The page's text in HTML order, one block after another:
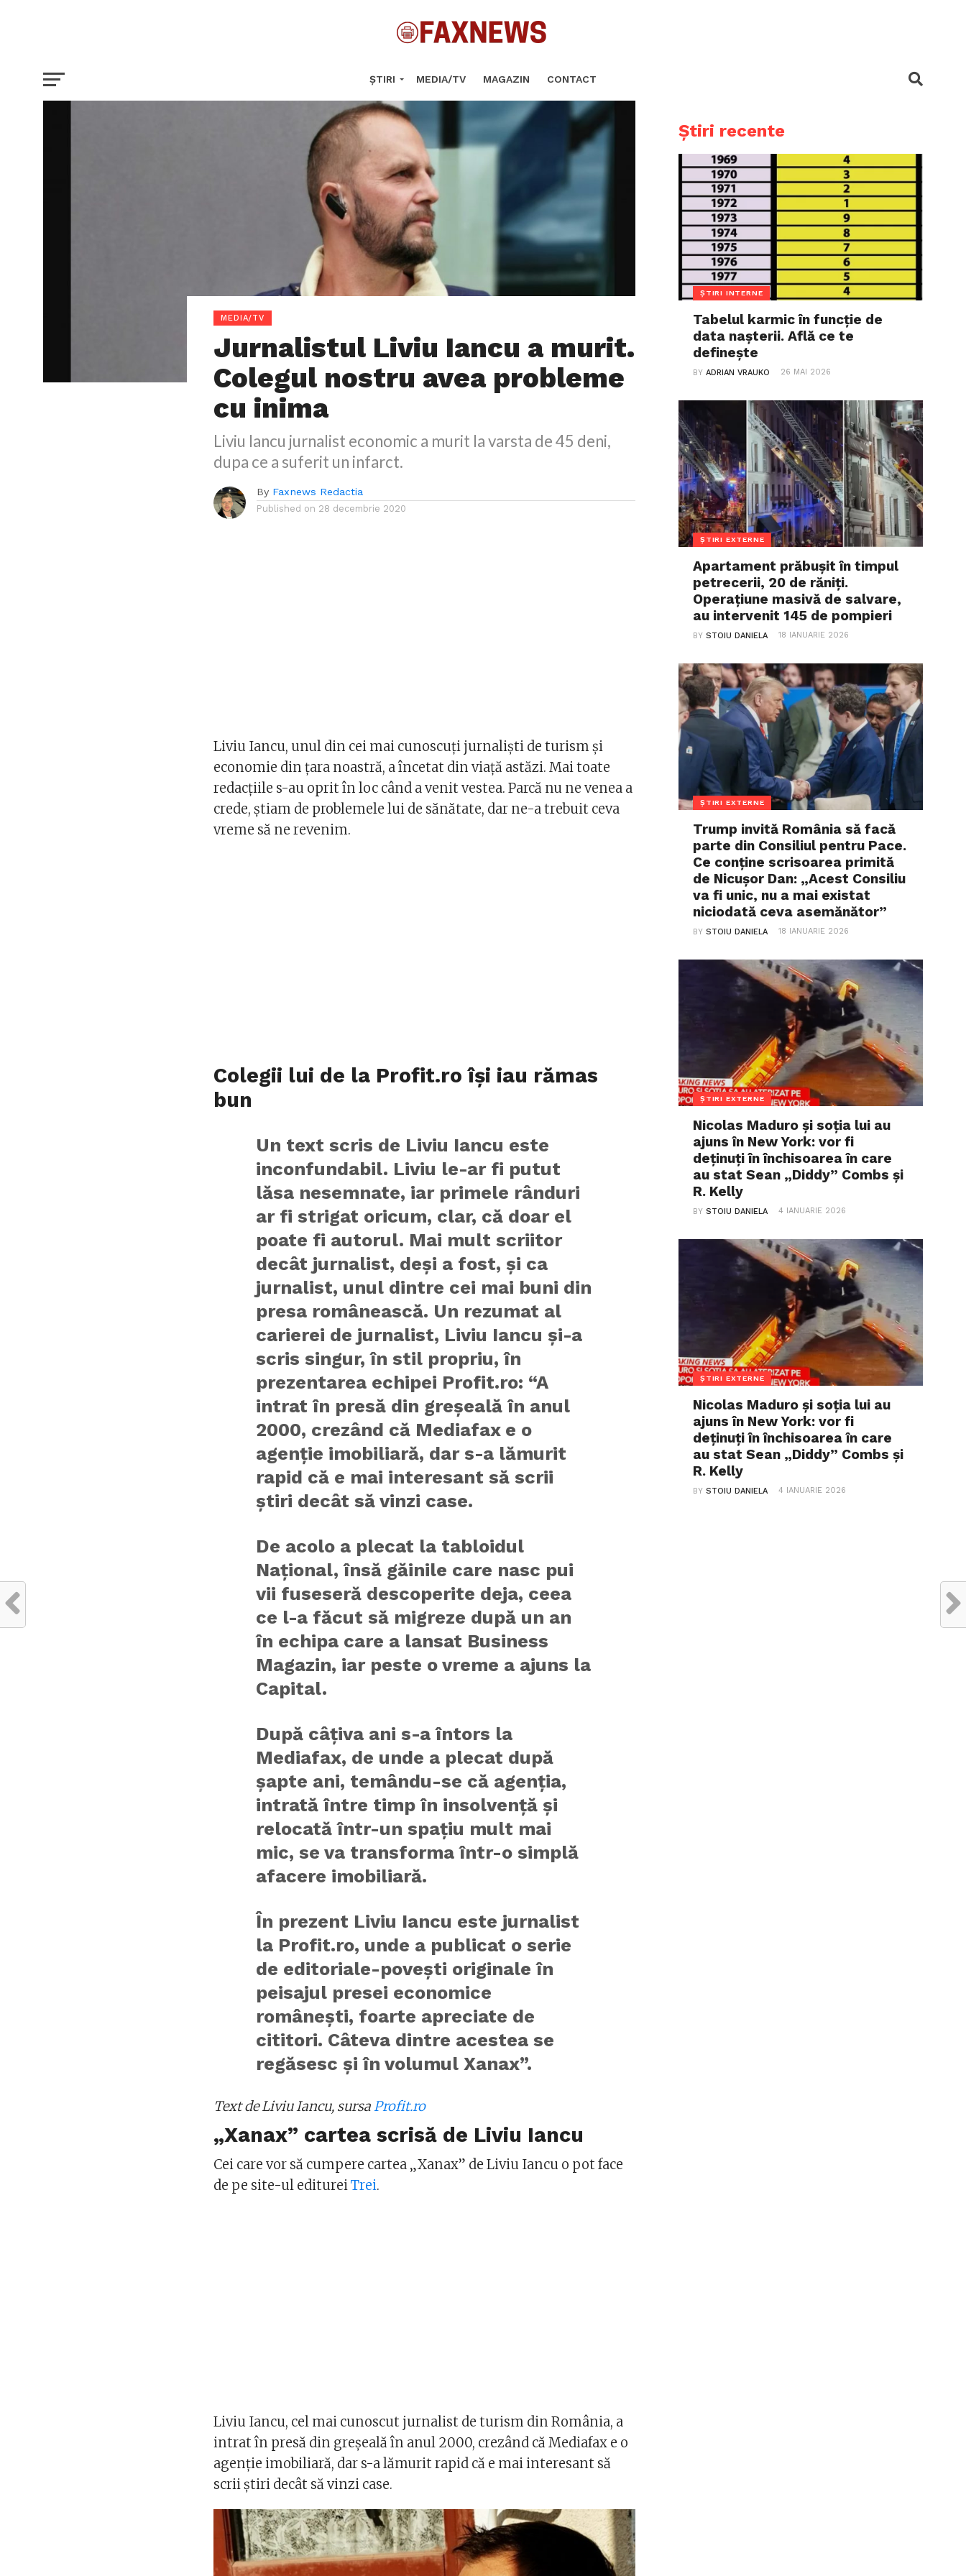
ȘTIRI MEDIA/TV MAGAZIN CONTACT
MEDIA/TV
Jurnalistul Liviu Iancu a murit.
Colegul nostru avea probleme
cu inima
Liviu Iancu jurnalist economic a murit la varsta de 45 deni,
dupa ce a suferit un infarct.
By Faxnews Redactia
Published on 28 decembrie 2020
Liviu Iancu, unul din cei mai cunoscuți jurnaliști de turism și
economie din țara noastră, a încetat din viață astăzi. Mai toate
redacțiile s-au oprit în loc când a venit vestea. Parcă nu ne venea a
crede, știam de problemele lui de sănătate, dar ne-a trebuit ceva
vreme să ne revenim.
Colegii lui de la Profit.ro își iau rămas
bun
Un text scris de Liviu Iancu este
inconfundabil. Liviu le-ar fi putut
lăsa nesemnate, iar primele rânduri
ar fi strigat oricum, clar, că doar el
poate fi autorul. Mai mult scriitor
decât jurnalist, deși a fost, și ca
jurnalist, unul dintre cei mai buni din
presa românească. Un rezumat al
carierei de jurnalist, Liviu Iancu și-a
scris singur, în stil propriu, în
prezentarea echipei Profit.ro: “A
intrat în presă din greșeală în anul
2000, crezând că Mediafax e o
agenție imobiliară, dar s-a lămurit
rapid că e mai interesant să scrii
știri decât să vinzi case.
De acolo a plecat la tabloidul
Național, însă găinile care nasc pui
vii fuseseră descoperite deja, ceea
ce l-a făcut să migreze după un an
în echipa care a lansat Business
Magazin, iar peste o vreme a ajuns la
Capital.
După câțiva ani s-a întors la
Mediafax, de unde a plecat după
șapte ani, temându-se că agenția,
intrată între timp în insolvență și
relocată într-un spațiu mult mai
mic, se va transforma într-o simplă
afacere imobiliară.
În prezent Liviu Iancu este jurnalist
la Profit.ro, unde a publicat o serie
de editoriale-povești originale în
peisajul presei economice
românești, foarte apreciate de
cititori. Câteva dintre acestea se
regăsesc și în volumul Xanax”.
Text de Liviu Iancu, sursaProfit.ro
„Xanax” cartea scrisă de Liviu Iancu
Cei care vor să cumpere cartea „Xanax” de Liviu Iancu o pot face
de pe site-ul editureiTrei.
Liviu Iancu, cel mai cunoscut jurnalist de turism din România, a
intrat în presă din greșeală în anul 2000, crezând că Mediafax e o
agenţie imobiliară, dar s-a lămurit rapid că e mai interesant să
scrii știri decât să vinzi case.
Știri recente
ȘTIRI INTERNE
Tabelul karmic în funcție de
data nașterii. Află ce te
definește
BYADRIAN VRAUKO 26 MAI 2026
ȘTIRI EXTERNE
Apartament prăbușit în timpul
petrecerii, 20 de răniți.
Operațiune masivă de salvare,
au intervenit 145 de pompieri
BYSTOIU DANIELA 18 IANUARIE 2026
ȘTIRI EXTERNE
Trump invită România să facă
parte din Consiliul pentru Pace.
Ce conține scrisoarea primită
de Nicușor Dan: „Acest Consiliu
va fi unic, nu a mai existat
niciodată ceva asemănător”
BYSTOIU DANIELA 18 IANUARIE 2026
ȘTIRI EXTERNE
Nicolas Maduro și soția lui au
ajuns în New York: vor fi
deținuți în închisoarea în care
au stat Sean „Diddy” Combs și
R. Kelly
BYSTOIU DANIELA 4 IANUARIE 2026
ȘTIRI EXTERNE
Nicolas Maduro și soția lui au
ajuns în New York: vor fi
deținuți în închisoarea în care
au stat Sean „Diddy” Combs și
R. Kelly
BYSTOIU DANIELA 4 IANUARIE 2026